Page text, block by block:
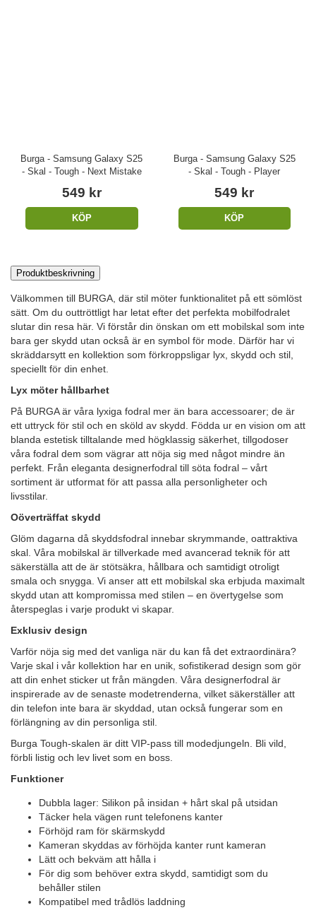
Burga - Samsung Galaxy S25
- Skal - Tough - Next Mistake
549 kr
KÖP
Burga - Samsung Galaxy S25
- Skal - Tough - Player
549 kr
KÖP
Produktbeskrivning
Välkommen till BURGA, där stil möter funktionalitet på ett sömlöst
sätt. Om du outtröttligt har letat efter det perfekta mobilfodralet
slutar din resa här. Vi förstår din önskan om ett mobilskal som inte
bara ger skydd utan också är en symbol för mode. Därför har vi
skräddarsytt en kollektion som förkroppsligar lyx, skydd och stil,
speciellt för din enhet.
Lyx möter hållbarhet
På BURGA är våra lyxiga fodral mer än bara accessoarer; de är
ett uttryck för stil och en sköld av skydd. Födda ur en vision om att
blanda estetisk tilltalande med högklassig säkerhet, tillgodoser
våra fodral dem som vägrar att nöja sig med något mindre än
perfekt. Från eleganta designerfodral till söta fodral – vårt
sortiment är utformat för att passa alla personligheter och
livsstilar.
Oöverträffat skydd
Glöm dagarna då skyddsfodral innebar skrymmande, oattraktiva
skal. Våra mobilskal är tillverkade med avancerad teknik för att
säkerställa att de är stötsäkra, hållbara och samtidigt otroligt
smala och snygga. Vi anser att ett mobilskal ska erbjuda maximalt
skydd utan att kompromissa med stilen – en övertygelse som
återspeglas i varje produkt vi skapar.
Exklusiv design
Varför nöja sig med det vanliga när du kan få det extraordinära?
Varje skal i vår kollektion har en unik, sofistikerad design som gör
att din enhet sticker ut från mängden. Våra designerfodral är
inspirerade av de senaste modetrenderna, vilket säkerställer att
din telefon inte bara är skyddad, utan också fungerar som en
förlängning av din personliga stil.
Burga Tough-skalen är ditt VIP-pass till modedjungeln. Bli vild,
förbli listig och lev livet som en boss.
Funktioner
Dubbla lager: Silikon på insidan + hårt skal på utsidan
Täcker hela vägen runt telefonens kanter
Förhöjd ram för skärmskydd
Kameran skyddas av förhöjda kanter runt kameran
Lätt och bekväm att hålla i
För dig som behöver extra skydd, samtidigt som du
behåller stilen
Kompatibel med trådlös laddning